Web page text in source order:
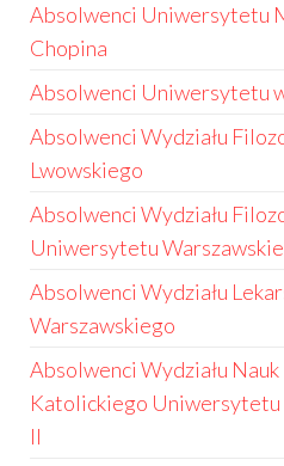
Absolwenci Uniwersytetu
Chopina
Absolwenci Uniwersytetu
Absolwenci Wydziału
Lwowskiego
Absolwenci Wydziału
Uniwersytetu
Absolwenci Wydziału
Warszawskiego
Absolwenci Wydziału
Katolickiego Uniwersytetu
II